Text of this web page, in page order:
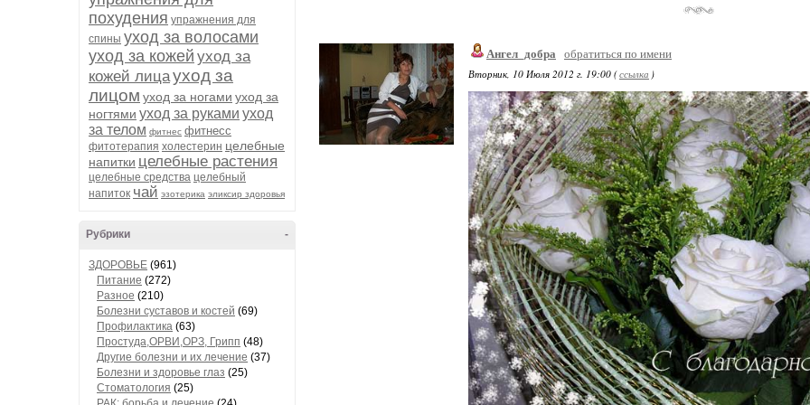
похудения упражнения для
спины уход за волосами
уход за кожей уход за
кожей лицауход за
лицом уход за ногами уход за
ногтями уход за руками уход
за телом фитнес фитнесс
фитотерапия холестерин целебные
напитки целебные растения
целебные средства целебный
напиток чай эзотерика эликсир здоровья
-
Рубрики
ЗДОРОВЬЕ (961)
Питание (272)
Разное (210)
Болезни суставов и костей (69)
Профилактика (63)
Простуда,ОРВИ,ОРЗ, Грипп (48)
Другие болезни и их лечение (37)
Болезни и здоровье глаз (25)
Стоматология (25)
Ангел_добра
обратиться по имени
Вторник, 10 Июля 2012 г. 19:00 (ссылка )